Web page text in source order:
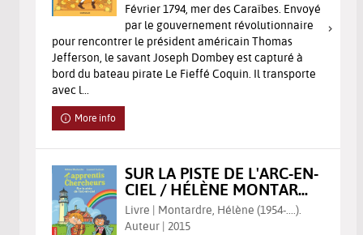
Février 1794, mer des Caraïbes. Envoyé
par le gouvernement révolutionnaire
pour rencontrer le président américain Thomas
Jefferson, le savant Joseph Dombey est capturé à
bord du bateau pirate Le Fieffé Coquin. Il transporte
avec l...
More info
SUR LA PISTE DE L'ARC-EN-
CIEL / HÉLÈNE MONTAR...
Livre | Montardre, Hélène (1954-....).
Auteur | 2015